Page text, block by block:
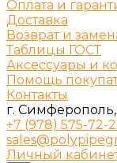
Оплата и
Доставка
Возврат и
Таблицы ГОСТ
Аксессуары и
Помощь
Контакты
г. Симферополь,
+7 (978) 575-72-
Личный